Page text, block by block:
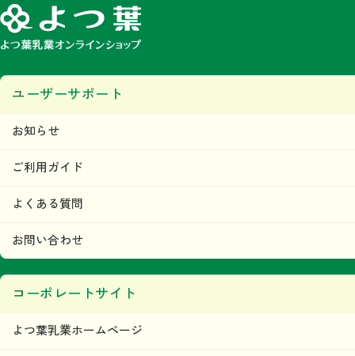
ユーザーサポート
お知らせ
ご利用ガイド
よくある質問
お問い合わせ
コーポレートサイト
よつ葉乳業ホームページ